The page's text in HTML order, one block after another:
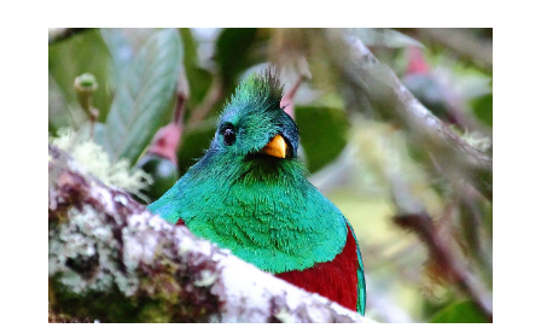
קרוזים והפלגות נופש
לחצו לרשימת היעדים »